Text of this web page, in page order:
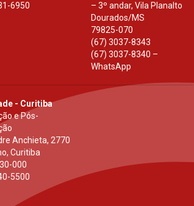
6950
– 3º andar, Vila Planalto
Dourados/MS
79825-070
(67) 3037-8343
(67) 3037-8340 –
WhatsApp
- Curitiba
e Pós-
Anchieta, 2770
Curitiba
000
5500